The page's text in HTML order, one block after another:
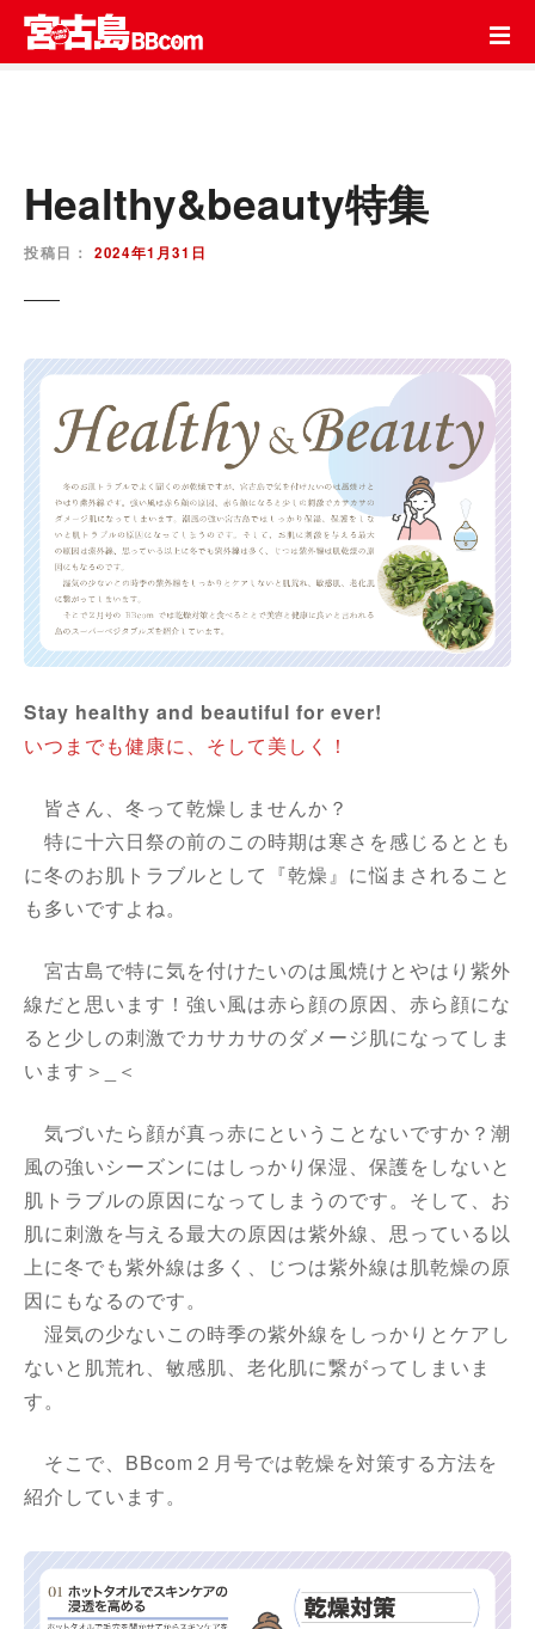
テ
Healthy&beauty特集
投稿日： 2024年1月31日
Stay healthy and beautiful for ever!
いつまでも健康に、そして美しく！
皆さん、冬って乾燥しませんか？
特に十六日祭の前のこの時期は寒さを感じるととも
に冬のお肌トラブルとして『乾燥』に悩まされること
も多いですよね。
宮古島で特に気を付けたいのは風焼けとやはり紫外
線だと思います！強い風は赤ら顔の原因、赤ら顔にな
ると少しの刺激でカサカサのダメージ肌になってしま
います＞_＜
気づいたら顔が真っ赤にということないですか？潮
風の強いシーズンにはしっかり保湿、保護をしないと
肌トラブルの原因になってしまうのです。そして、お
肌に刺激を与える最大の原因は紫外線、思っている以
上に冬でも紫外線は多く、じつは紫外線は肌乾燥の原
因にもなるのです。
湿気の少ないこの時季の紫外線をしっかりとケアし
ないと肌荒れ、敏感肌、老化肌に繋がってしまいま
す。
そこで、BBcom２月号では乾燥を対策する方法を
紹介しています。